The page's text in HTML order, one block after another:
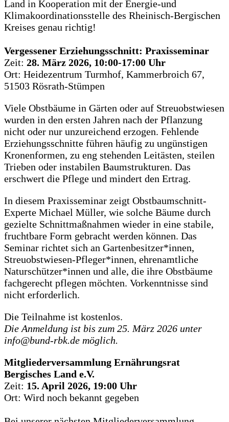
Land in Kooperation mit der Energie-und
Klimakoordinationsstelle des Rheinisch-Bergischen
Kreises genau richtig!
Vergessener Erziehungsschnitt: Praxisseminar
Zeit: 28. März 2026, 10:00-17:00 Uhr
Ort: Heidezentrum Turmhof, Kammerbroich 67,
51503 Rösrath-Stümpen
Viele Obstbäume in Gärten oder auf Streuobstwiesen
wurden in den ersten Jahren nach der Pflanzung
nicht oder nur unzureichend erzogen. Fehlende
Erziehungsschnitte führen häufig zu ungünstigen
Kronenformen, zu eng stehenden Leitästen, steilen
Trieben oder instabilen Baumstrukturen. Das
erschwert die Pflege und mindert den Ertrag.
In diesem Praxisseminar zeigt Obstbaumschnitt-
Experte Michael Müller, wie solche Bäume durch
gezielte Schnittmaßnahmen wieder in eine stabile,
fruchtbare Form gebracht werden können. Das
Seminar richtet sich an Gartenbesitzer*innen,
Streuobstwiesen-Pfleger*innen, ehrenamtliche
Naturschützer*innen und alle, die ihre Obstbäume
fachgerecht pflegen möchten. Vorkenntnisse sind
nicht erforderlich.
Die Teilnahme ist kostenlos.
Die Anmeldung ist bis zum 25. März 2026 unter
info@bund-rbk.de möglich.
Mitgliederversammlung Ernährungsrat
Bergisches Land e.V.
Zeit: 15. April 2026, 19:00 Uhr
Ort: Wird noch bekannt gegeben